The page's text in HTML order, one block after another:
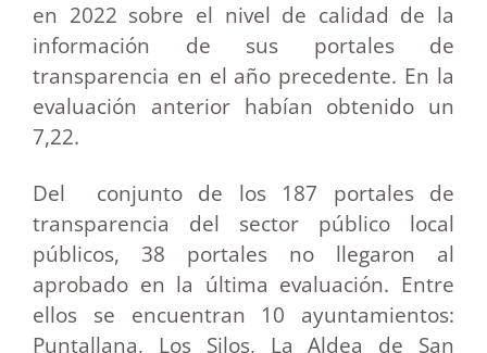
en 2022 sobre el nivel de calidad de la
información de sus portales de
transparencia en el año precedente. En la
evaluación anterior habían obtenido un
7,22.
Del conjunto de los 187 portales de
transparencia del sector público local
públicos, 38 portales no llegaron al
aprobado en la última evaluación. Entre
ellos se encuentran 10 ayuntamientos:
Puntallana, Los Silos, La Aldea de San